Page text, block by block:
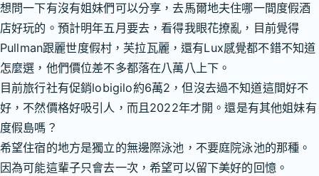
想問一下有沒有姐妹們可以分享，去馬爾地夫住哪一間度假酒
店好玩的。預計明年五月要去，看得我眼花撩亂，目前覺得
Pullman跟麗世度假村，芙拉瓦麗，還有Lux感覺都不錯不知道
怎麼選，他們價位差不多都落在八萬八上下。
目前旅行社有促銷lobigilo約6萬2，但沒去過不知道這間好不
好，不然價格好吸引人，而且2022年才開。還是有其他姐妹有
度假島嗎？
希望住宿的地方是獨立的無邊際泳池，不要庭院泳池的那種。
因為可能這輩子只會去一次，希望可以留下美好的回憶。